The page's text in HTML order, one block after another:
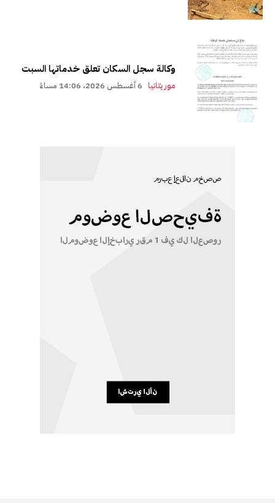
وكالة سجل السكان تعلق خدماتها السبت
موريتانيا 6 أغسطس 2026، 14:06 مساءً